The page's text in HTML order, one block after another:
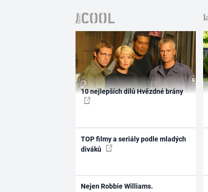
10 nejlepších dílů Hvězdné brány
TOP filmy a seriály podle mladých
diváků
Nejen Robbie Williams.